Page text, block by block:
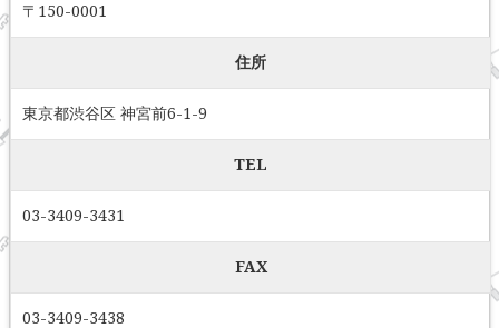
〒150-0001
住所
東京都渋谷区 神宮前6-1-9
TEL
03-3409-3431
FAX
03-3409-3438